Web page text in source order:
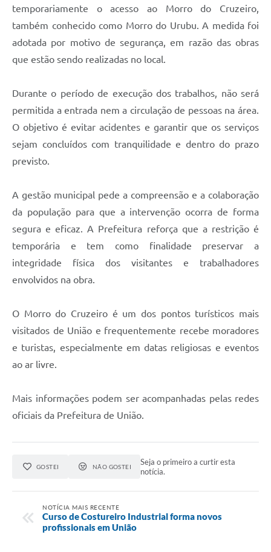
temporariamente o acesso ao Morro do Cruzeiro,
também conhecido como Morro do Urubu. A medida foi
adotada por motivo de segurança, em razão das obras
que estão sendo realizadas no local.
Durante o período de execução dos trabalhos, não será
permitida a entrada nem a circulação de pessoas na área.
O objetivo é evitar acidentes e garantir que os serviços
sejam concluídos com tranquilidade e dentro do prazo
previsto.
A gestão municipal pede a compreensão e a colaboração
da população para que a intervenção ocorra de forma
segura e eficaz. A Prefeitura reforça que a restrição é
temporária e tem como finalidade preservar a
integridade física dos visitantes e trabalhadores
envolvidos na obra.
O Morro do Cruzeiro é um dos pontos turísticos mais
visitados de União e frequentemente recebe moradores
e turistas, especialmente em datas religiosas e eventos
ao ar livre.
Mais informações podem ser acompanhadas pelas redes
oficiais da Prefeitura de União.
GOSTEI NÃO GOSTEI
Seja o primeiro a curtir esta
notícia.
NOTÍCIA MAIS RECENTE
Curso de Costureiro Industrial forma novos
profissionais em União